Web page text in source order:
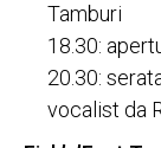
Tamburi
18.30:
20.30:
vocalist da